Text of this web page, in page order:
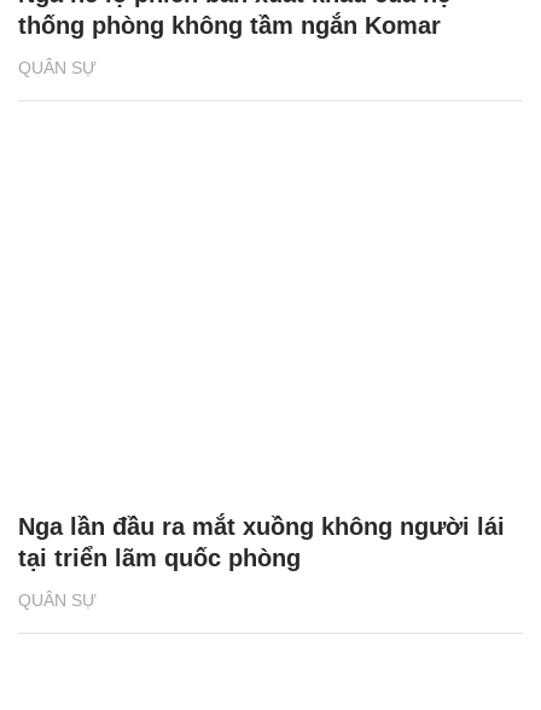
QUÂN SỰ
thống phòng không tầm ngắn Komar
QUÂN SỰ
Nga lần đầu ra mắt xuồng không người lái
tại triển lãm quốc phòng